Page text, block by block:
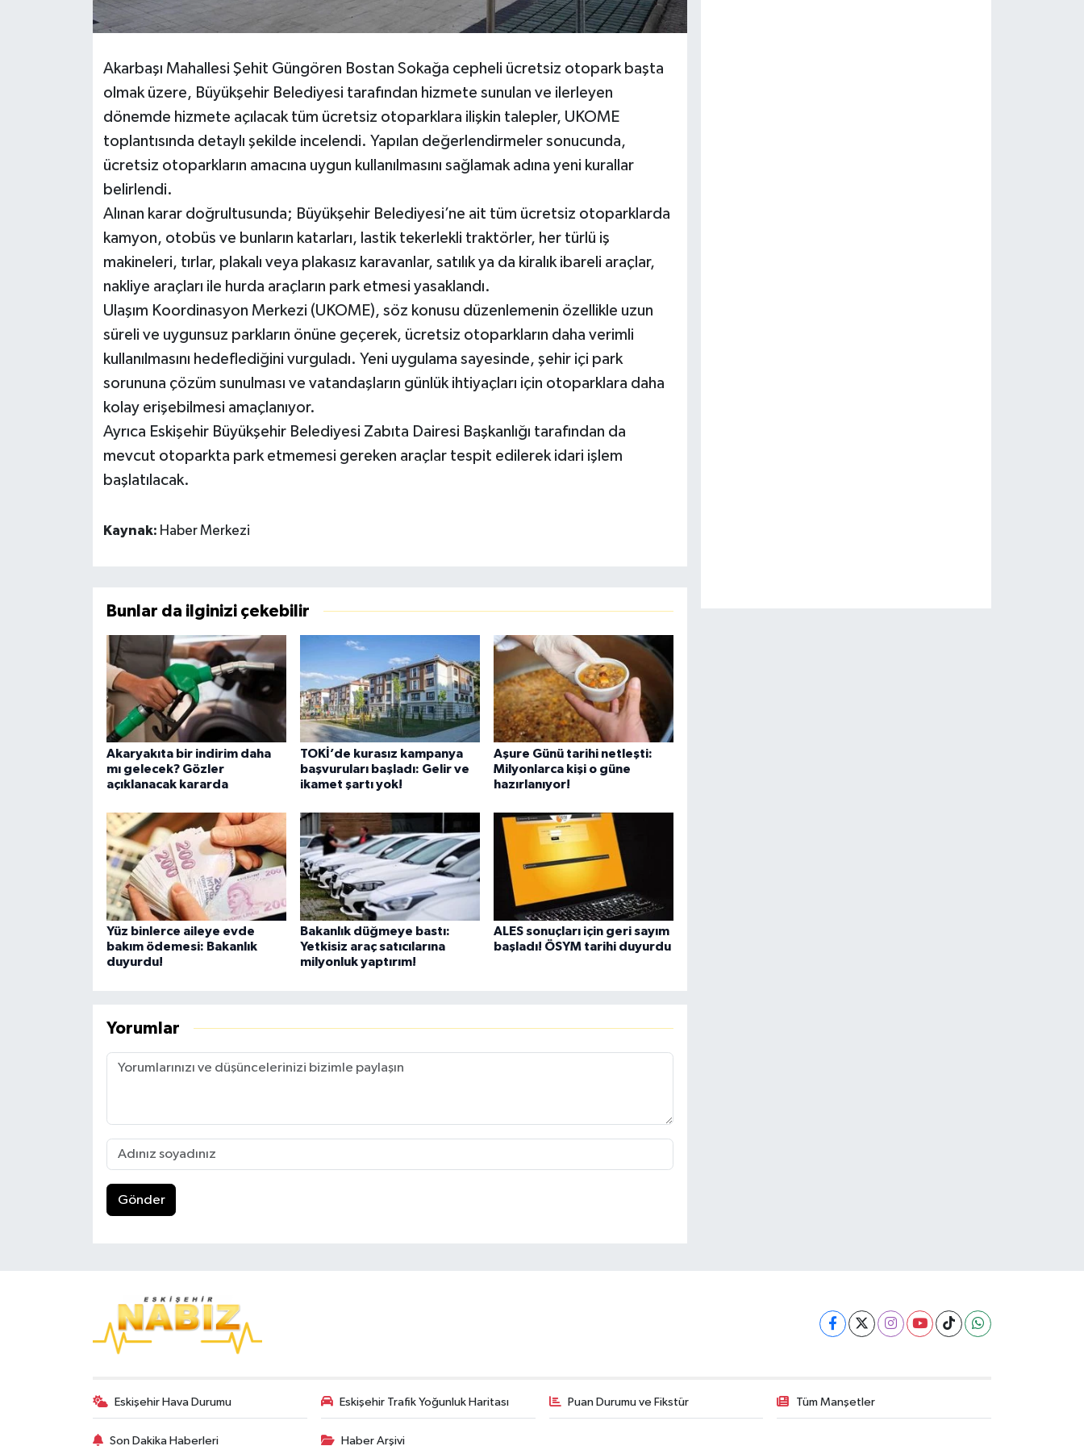
Akarbaşı Mahallesi Şehit Güngören Bostan Sokağa cepheli ücretsiz otopark başta
olmak üzere, Büyükşehir Belediyesi tarafından hizmete sunulan ve ilerleyen
dönemde hizmete açılacak tüm ücretsiz otoparklara ilişkin talepler, UKOME
toplantısında detaylı şekilde incelendi. Yapılan değerlendirmeler sonucunda,
ücretsiz otoparkların amacına uygun kullanılmasını sağlamak adına yeni kurallar
belirlendi.
Alınan karar doğrultusunda; Büyükşehir Belediyesi’ne ait tüm ücretsiz otoparklarda
kamyon, otobüs ve bunların katarları, lastik tekerlekli traktörler, her türlü iş
makineleri, tırlar, plakalı veya plakasız karavanlar, satılık ya da kiralık ibareli araçlar,
nakliye araçları ile hurda araçların park etmesi yasaklandı.
Ulaşım Koordinasyon Merkezi (UKOME), söz konusu düzenlemenin özellikle uzun
süreli ve uygunsuz parkların önüne geçerek, ücretsiz otoparkların daha verimli
kullanılmasını hedeflediğini vurguladı. Yeni uygulama sayesinde, şehir içi park
sorununa çözüm sunulması ve vatandaşların günlük ihtiyaçları için otoparklara daha
kolay erişebilmesi amaçlanıyor.
Ayrıca Eskişehir Büyükşehir Belediyesi Zabıta Dairesi Başkanlığı tarafından da
mevcut otoparkta park etmemesi gereken araçlar tespit edilerek idari işlem
başlatılacak.
Kaynak: Haber Merkezi
Bunlar da ilginizi çekebilir
Akaryakıta bir indirim daha
mı gelecek? Gözler
açıklanacak kararda
TOKİ’de kurasız kampanya
başvuruları başladı: Gelir ve
ikamet şartı yok!
Aşure Günü tarihi netleşti:
Milyonlarca kişi o güne
hazırlanıyor!
Yüz binlerce aileye evde
bakım ödemesi: Bakanlık
duyurdu!
Bakanlık düğmeye bastı:
Yetkisiz araç satıcılarına
milyonluk yaptırım!
ALES sonuçları için geri sayım
başladı! ÖSYM tarihi duyurdu
Yorumlar
Gönder
Eskişehir Hava Durumu Eskişehir Trafik Yoğunluk Haritası Puan Durumu ve Fikstür Tüm Manşetler
Son Dakika Haberleri Haber Arşivi